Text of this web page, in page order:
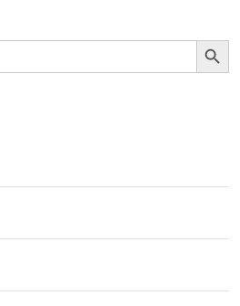
Search Button